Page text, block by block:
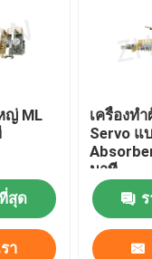
ทิ้ง
ะจำเดือนที่ใช้แล้วทิ้ง
อด
ญ่ ML
สุด
า
เครื่องท
Servo แ
นาที